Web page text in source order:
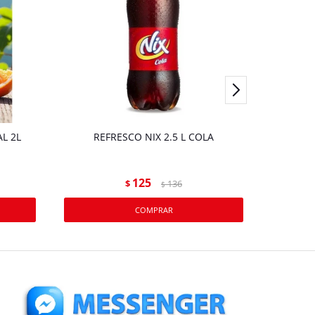
2L REFRESCO NIX 2.5 L COLA
$ 125 $ 136